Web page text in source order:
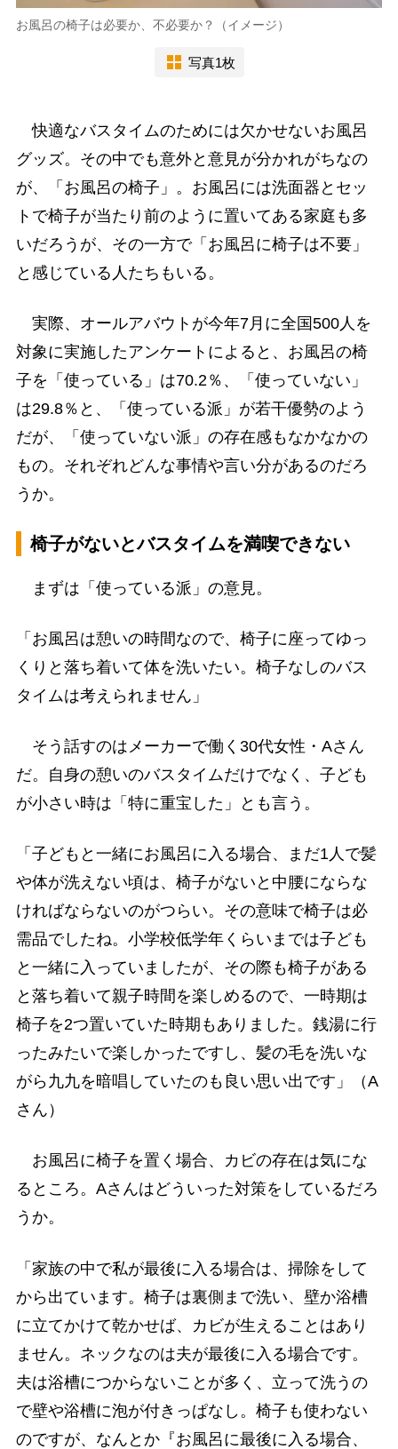
お風呂の椅子は必要か、不必要か？（イメージ）
写真1枚
快適なバスタイムのためには欠かせないお風呂
グッズ。その中でも意外と意見が分かれがちなの
が、「お風呂の椅子」。お風呂には洗面器とセッ
トで椅子が当たり前のように置いてある家庭も多
いだろうが、その一方で「お風呂に椅子は不要」
と感じている人たちもいる。
実際、オールアバウトが今年7月に全国500人を
対象に実施したアンケートによると、お風呂の椅
子を「使っている」は70.2％、「使っていない」
は29.8％と、「使っている派」が若干優勢のよう
だが、「使っていない派」の存在感もなかなかの
もの。それぞれどんな事情や言い分があるのだろ
うか。
椅子がないとバスタイムを満喫できない
まずは「使っている派」の意見。
「お風呂は憩いの時間なので、椅子に座ってゆっ
くりと落ち着いて体を洗いたい。椅子なしのバス
タイムは考えられません」
そう話すのはメーカーで働く30代女性・Aさん
だ。自身の憩いのバスタイムだけでなく、子ども
が小さい時は「特に重宝した」とも言う。
「子どもと一緒にお風呂に入る場合、まだ1人で髪
や体が洗えない頃は、椅子がないと中腰にならな
ければならないのがつらい。その意味で椅子は必
需品でしたね。小学校低学年くらいまでは子ども
と一緒に入っていましたが、その際も椅子がある
と落ち着いて親子時間を楽しめるので、一時期は
椅子を2つ置いていた時期もありました。銭湯に行
ったみたいで楽しかったですし、髪の毛を洗いな
がら九九を暗唱していたのも良い思い出です」（A
さん）
お風呂に椅子を置く場合、カビの存在は気にな
るところ。Aさんはどういった対策をしているだろ
うか。
「家族の中で私が最後に入る場合は、掃除をして
から出ています。椅子は裏側まで洗い、壁か浴槽
に立てかけて乾かせば、カビが生えることはあり
ません。ネックなのは夫が最後に入る場合です。
夫は浴槽につからないことが多く、立って洗うの
で壁や浴槽に泡が付きっぱなし。椅子も使わない
のですが、なんとか『お風呂に最後に入る場合、